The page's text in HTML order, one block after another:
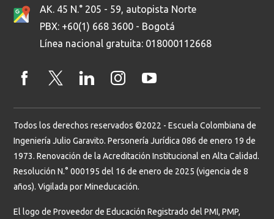
AK. 45 N.° 205 - 59, autopista Norte
PBX: +60(1) 668 3600 - Bogotá
Línea nacional gratuita: 018000112668
Todos los derechos reservados ©2022 - Escuela Colombiana de
Ingeniería Julio Garavito. Personería Jurídica 086 de enero 19 de
1973. Renovación de la Acreditación Institucional en Alta Calidad.
Resolución N.° 000195 del 16 de enero de 2025 (vigencia de 8
años). Vigilada por Mineducación.
El logo de Proveedor de Educación Registrado del PMI, PMP,